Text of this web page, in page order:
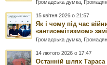
Громадська думка
15 квітня 2026 о 21:57
Як і чому під час
«антисемітизмом»
Громадська думка
14 лютого 2026 о 17:47
Останній шлях